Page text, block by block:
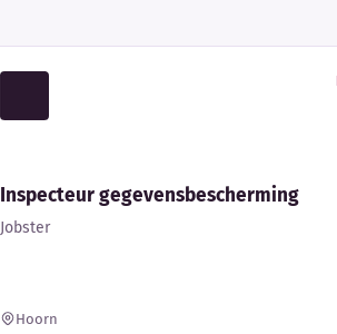
Inspecteur gegevensbescherming
Jobster
Hoorn